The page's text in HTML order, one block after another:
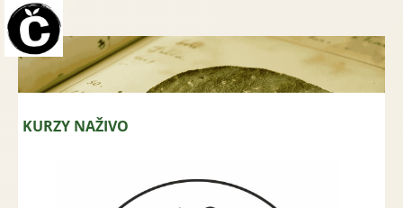
Přejít
na
obsah
KURZY NAŽIVO